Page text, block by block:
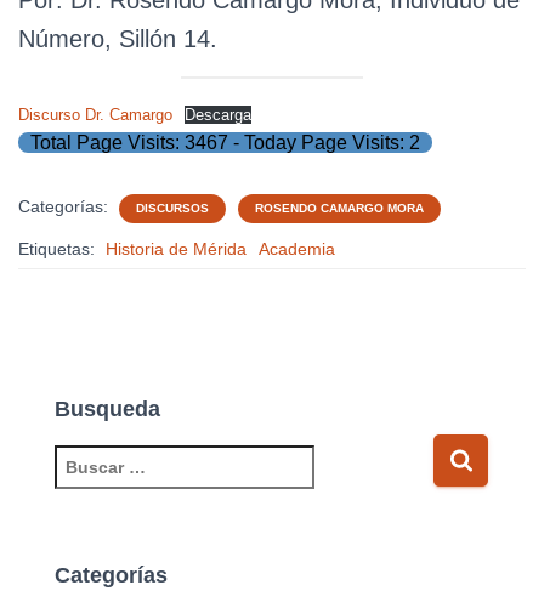
Número, Sillón 14.
Discurso Dr. Camargo Descarga
Total Page Visits: 3467 - Today Page Visits: 2
Categorías: DISCURSOS ROSENDO CAMARGO MORA
Etiquetas: Historia de Mérida Academia
Busqueda
u
a
Categorías